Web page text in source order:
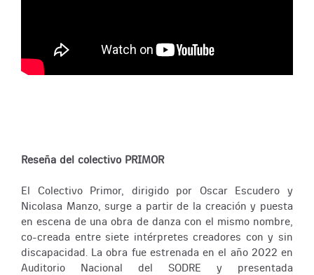
Reseña del colectivo PRIMOR
El Colectivo Primor, dirigido por Oscar Escudero y
Nicolasa Manzo, surge a partir de la creación y puesta
en escena de una obra de danza con el mismo nombre,
co-creada entre siete intérpretes creadores con y sin
discapacidad. La obra fue estrenada en el año 2022 en
Auditorio Nacional del SODRE y presentada